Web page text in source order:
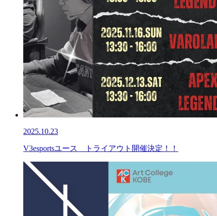
2025.10.23
V3esportsユース トライアウト開催決定！！